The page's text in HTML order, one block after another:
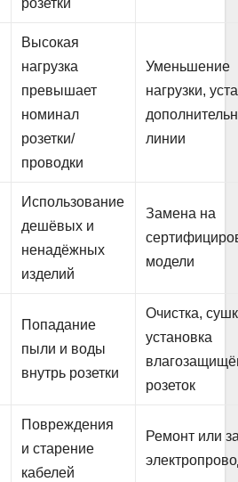
розетки
Высокая
нагрузка
превышает
номинал
розетки/
проводки
Уменьшение
нагрузки,
линии
Использование
дешёвых и
ненадёжных
изделий
Замена на
модели
Попадание
пыли и воды
внутрь розетки
Очистка,
установка
розеток
Повреждения
и старение
кабелей
Ремонт или